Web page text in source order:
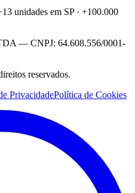
unidades em SP · +100.000
— CNPJ: 64.608.556/0001-
reservados.
PrivacidadePolítica de Cookies